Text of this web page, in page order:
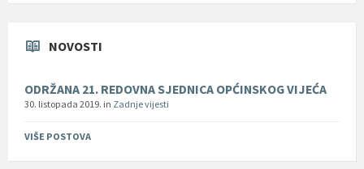
NOVOSTI
ODRŽANA 21. REDOVNA SJEDNICA OPĆINSKOG VIJEĆA
30. listopada 2019. in Zadnje vijesti
VIŠE POSTOVA